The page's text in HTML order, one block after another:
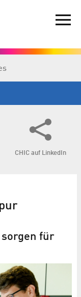
CHIC auf LinkedIn
sorgen für